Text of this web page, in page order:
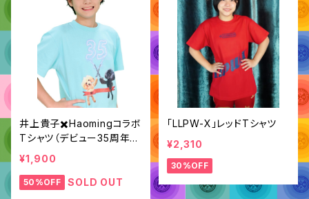
井上貴子✖️Haomingコラボ
Tシャツ（デビュー35周年記
念）
¥1,900
50%OFF SOLD OUT
「LLPW-X」レッドTシャツ
¥2,310
30%OFF